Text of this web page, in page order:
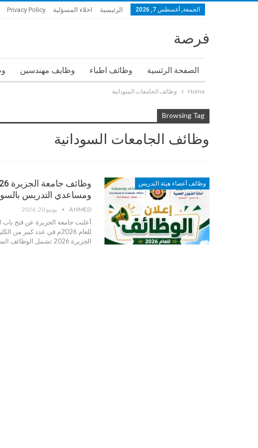
الجمعة, أغسطس 7, 2026 الرئيسية اخلاء المسؤلية Privacy Policy
فرصة
الصفحة الرئسية وظائف اطباء وظايف مهندسين
Home وظائف الجامعات السودانية
Browsing Tag
وظائف الجامعات السودانية
وظائف أعضاء هيئة التدريس
ومساعدي التدريس
AHMED يونيو 20, 2026
أعلنت جامعة الجزيرة عن فتح
للعام 2026م في عدد كبير من الكليات والتخصصات الأكاديمية المختلفة.
الجزيرة 2026
تشمل الوظائف